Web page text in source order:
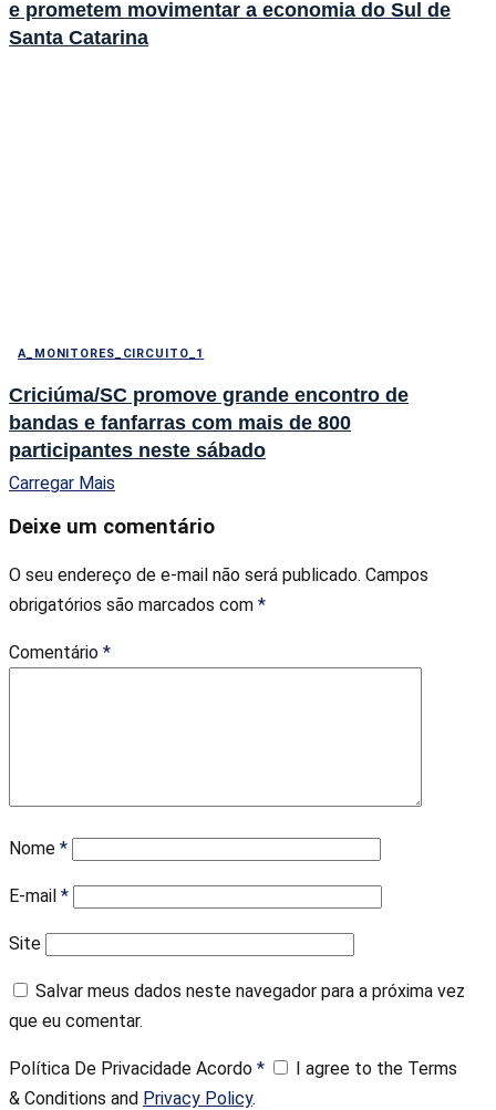
e prometem movimentar a economia do Sul de
Santa Catarina
A_MONITORES_CIRCUITO_1
Criciúma/SC promove grande encontro de
bandas e fanfarras com mais de 800
participantes neste sábado
Carregar Mais
Deixe um comentário
O seu endereço de e-mail não será publicado. Campos
obrigatórios são marcados com *
Comentário *
Nome *
E-mail *
Site
Salvar meus dados neste navegador para a próxima vez
que eu comentar.
Política De Privacidade Acordo *
I agree to the Terms
& Conditions and Privacy Policy.